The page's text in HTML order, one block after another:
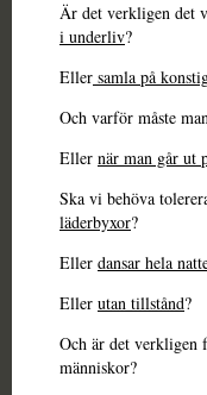
Är det verkligen det
i underliv?
Eller samla på
Och varför måste
Eller när man går ut
Ska vi behöva
läderbyxor?
Eller dansar hela
Eller utan tillstånd?
Och är det verkligen
människor?